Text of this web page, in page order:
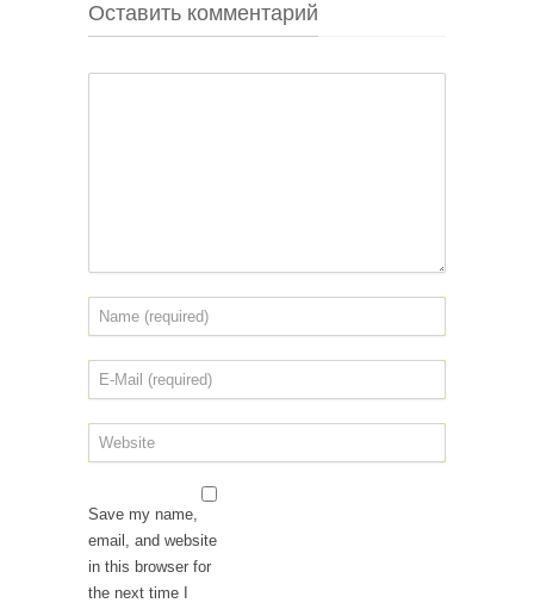
Оставить комментарий
Save my name,
email, and website
in this browser for
the next time I